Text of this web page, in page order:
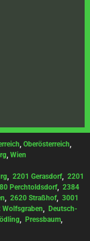
, Oberösterreich,
, Wien
, 2201 Gerasdorf, 2201
Perchtoldsdorf, 2384
, 2620 Straßhof, 3001
Wolfsgraben, Deutsch-
, Pressbaum,